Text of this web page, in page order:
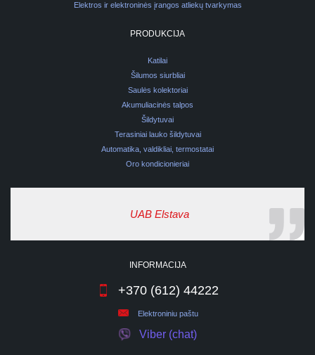
Elektros ir elektroninės įrangos atliekų tvarkymas
PRODUKCIJA
Katilai
Šilumos siurbliai
Saulės kolektoriai
Akumuliacinės talpos
Šildytuvai
Terasiniai lauko šildytuvai
Automatika, valdikliai, termostatai
Oro kondicionieriai
UAB Elstava
INFORMACIJA
+370 (612) 44222
Elektroniniu paštu
Viber (chat)